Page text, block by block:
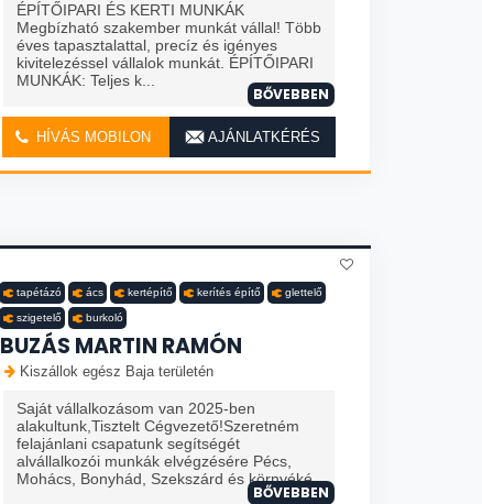
ÉPÍTŐIPARI ÉS KERTI MUNKÁK
Megbízható szakember munkát vállal! Több
éves tapasztalattal, precíz és igényes
kivitelezéssel vállalok munkát. ÉPÍTŐIPARI
MUNKÁK: Teljes k...
BŐVEBBEN
HÍVÁS MOBILON AJÁNLATKÉRÉS
tapétázó ács kertépítő kerítés építő glettelő
szigetelő burkoló
BUZÁS MARTIN RAMÓN
Kiszállok egész Baja területén
Saját vállalkozásom van 2025-ben
alakultunk,Tisztelt Cégvezető!Szeretném
felajánlani csapatunk segítségét
alvállalkozói munkák elvégzésére Pécs,
Mohács, Bonyhád, Szekszárd és környéké
BŐVEBBEN